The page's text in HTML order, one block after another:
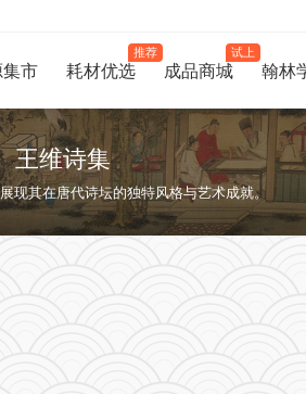
集市 耗材优选
推荐
成品商城
试上
翰林
王维诗集
现其在唐代诗坛的独特风格与艺术成就。